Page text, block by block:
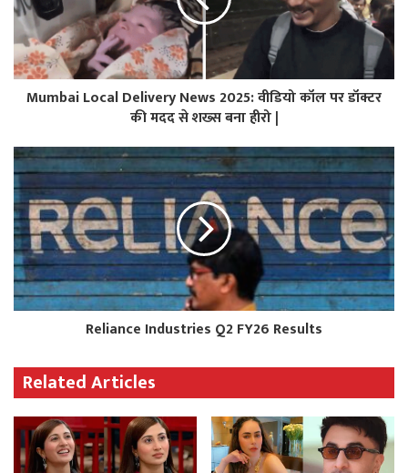
Mumbai Local Delivery News 2025: वीडियो कॉल पर डॉक्टर
की मदद से शख्स बना हीरो |
Reliance Industries Q2 FY26 Results
Related Articles